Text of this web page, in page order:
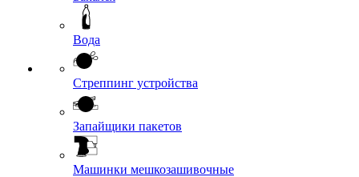
Вода
Стреппинг устройства
Запайщики пакетов
Машинки мешкозашивочные